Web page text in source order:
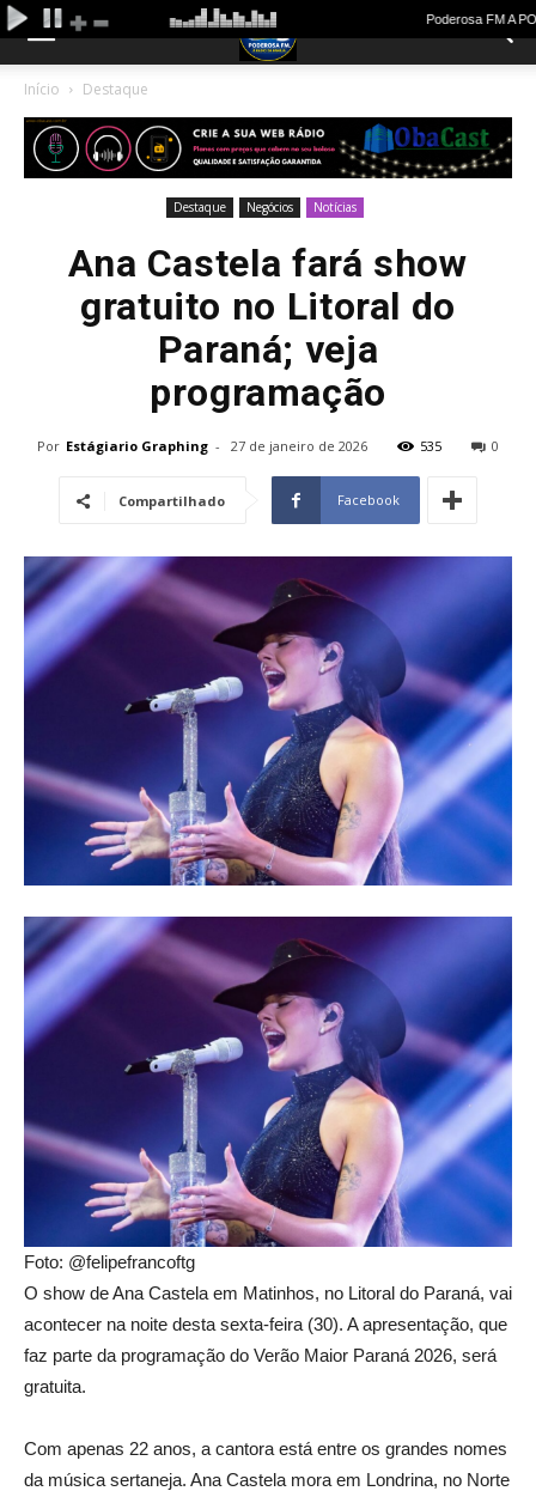
Início Destaque
Destaque Negócios Notícias
Ana Castela fará show
gratuito no Litoral do
Paraná; veja
programação
Por Estágiario Graphing - 27 de janeiro de 2026 535 0
Compartilhado Facebook
Foto: @felipefrancoftg
O show de Ana Castela em Matinhos, no Litoral do Paraná, vai
acontecer na noite desta sexta-feira (30). A apresentação, que
faz parte da programação do Verão Maior Paraná 2026, será
gratuita.
Com apenas 22 anos, a cantora está entre os grandes nomes
da música sertaneja. Ana Castela mora em Londrina, no Norte